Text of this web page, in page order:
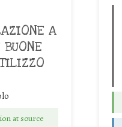
A
at source